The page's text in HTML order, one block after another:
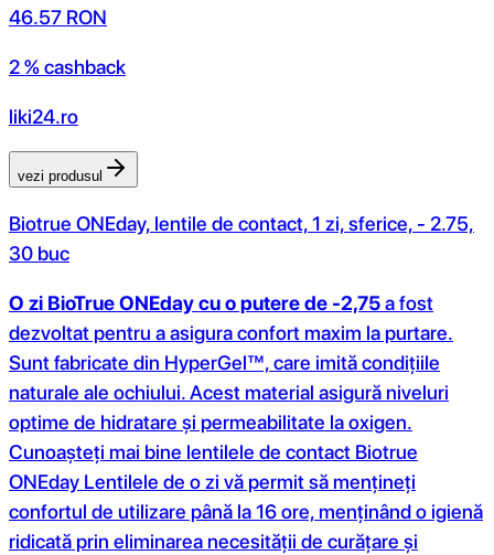
46.57 RON
2 % cashback
liki24.ro
vezi produsul
Biotrue ONEday, lentile de contact, 1 zi, sferice, - 2.75,
30 buc
O zi BioTrue ONEday cu o putere de -2,75a fost
dezvoltat pentru a asigura confort maxim la purtare.
Sunt fabricate din HyperGel™, care imită condițiile
naturale ale ochiului. Acest material asigură niveluri
optime de hidratare și permeabilitate la oxigen.
Cunoașteți mai bine lentilele de contact Biotrue
ONEday Lentilele de o zi vă permit să mențineți
confortul de utilizare până la 16 ore, menținând o igienă
ridicată prin eliminarea necesității de curățare și